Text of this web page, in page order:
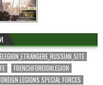
FRENCHFOREIGNLEGION
LEGIONS SPECIAL FORCES